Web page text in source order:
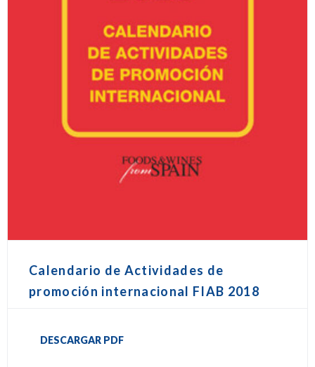
Calendario de Actividades de
promoción internacional FIAB 2018
DESCARGAR PDF